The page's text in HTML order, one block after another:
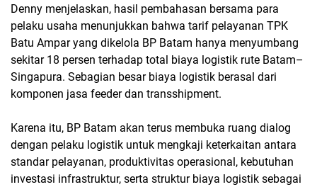
Denny menjelaskan, hasil pembahasan bersama para
pelaku usaha menunjukkan bahwa tarif pelayanan TPK
Batu Ampar yang dikelola BP Batam hanya menyumbang
sekitar 18 persen terhadap total biaya logistik rute Batam–
Singapura. Sebagian besar biaya logistik berasal dari
komponen jasa feeder dan transshipment.
Karena itu, BP Batam akan terus membuka ruang dialog
dengan pelaku logistik untuk mengkaji keterkaitan antara
standar pelayanan, produktivitas operasional, kebutuhan
investasi infrastruktur, serta struktur biaya logistik sebagai